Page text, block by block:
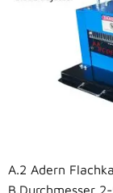
A.2 Adern
B.Durchmesser